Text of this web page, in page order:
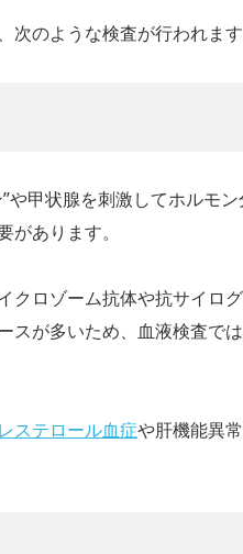
次のような検査が行われま
や甲状腺を刺激してホルモ
あります。
クロゾーム抗体や抗サイロ
スが多いため、血液検査で
ステロール血症や肝機能異